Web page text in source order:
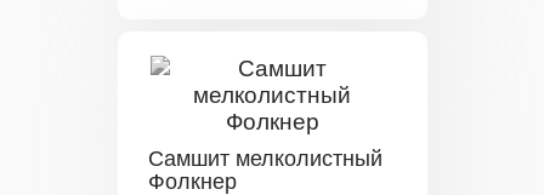
Самшит мелколистный
Фолкнер